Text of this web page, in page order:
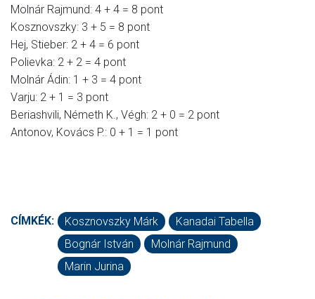
Molnár Rajmund: 4 + 4 = 8 pont
Kosznovszky: 3 + 5 = 8 pont
Hej, Stieber: 2 + 4 = 6 pont
Polievka: 2 + 2 = 4 pont
Molnár Ádin: 1 + 3 = 4 pont
Varju: 2 + 1 = 3 pont
Beriashvili, Németh K., Végh: 2 + 0 = 2 pont
Antonov, Kovács P.: 0 + 1 = 1 pont
CÍMKÉK: Kosznovszky Márk
Kanadai Tabella
Bognár István
Molnár Rajmund
Marin Jurina